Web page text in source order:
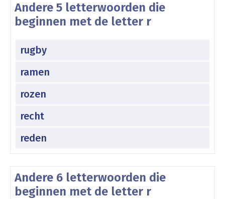
Andere 5 letterwoorden die
beginnen met de letter r
rugby
ramen
rozen
recht
reden
Andere 6 letterwoorden die
beginnen met de letter r